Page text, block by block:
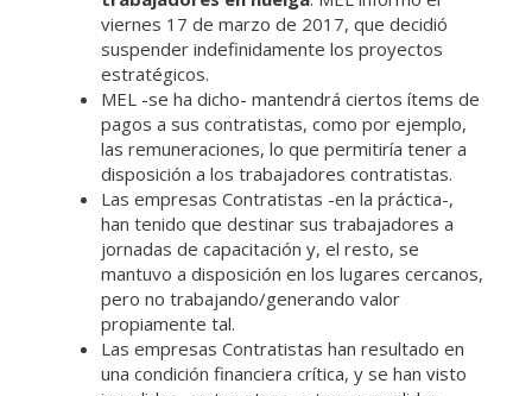
viernes 17 de marzo de 2017, que decidió
suspender indefinidamente los proyectos
estratégicos.
MEL -se ha dicho- mantendrá ciertos ítems de
pagos a sus contratistas, como por ejemplo,
las remuneraciones, lo que permitiría tener a
disposición a los trabajadores contratistas.
Las empresas Contratistas -en la práctica-,
han tenido que destinar sus trabajadores a
jornadas de capacitación y, el resto, se
mantuvo a disposición en los lugares cercanos,
pero no trabajando/generando valor
propiamente tal.
Las empresas Contratistas han resultado en
una condición financiera crítica, y se han visto